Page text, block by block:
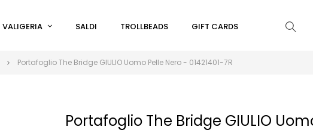
VALIGERIA SALDI TROLLBEADS GIFT CARDS
Portafoglio The Bridge GIULIO Uomo Pelle Nero - 01421401-7R
Portafoglio The Bridge GIULIO